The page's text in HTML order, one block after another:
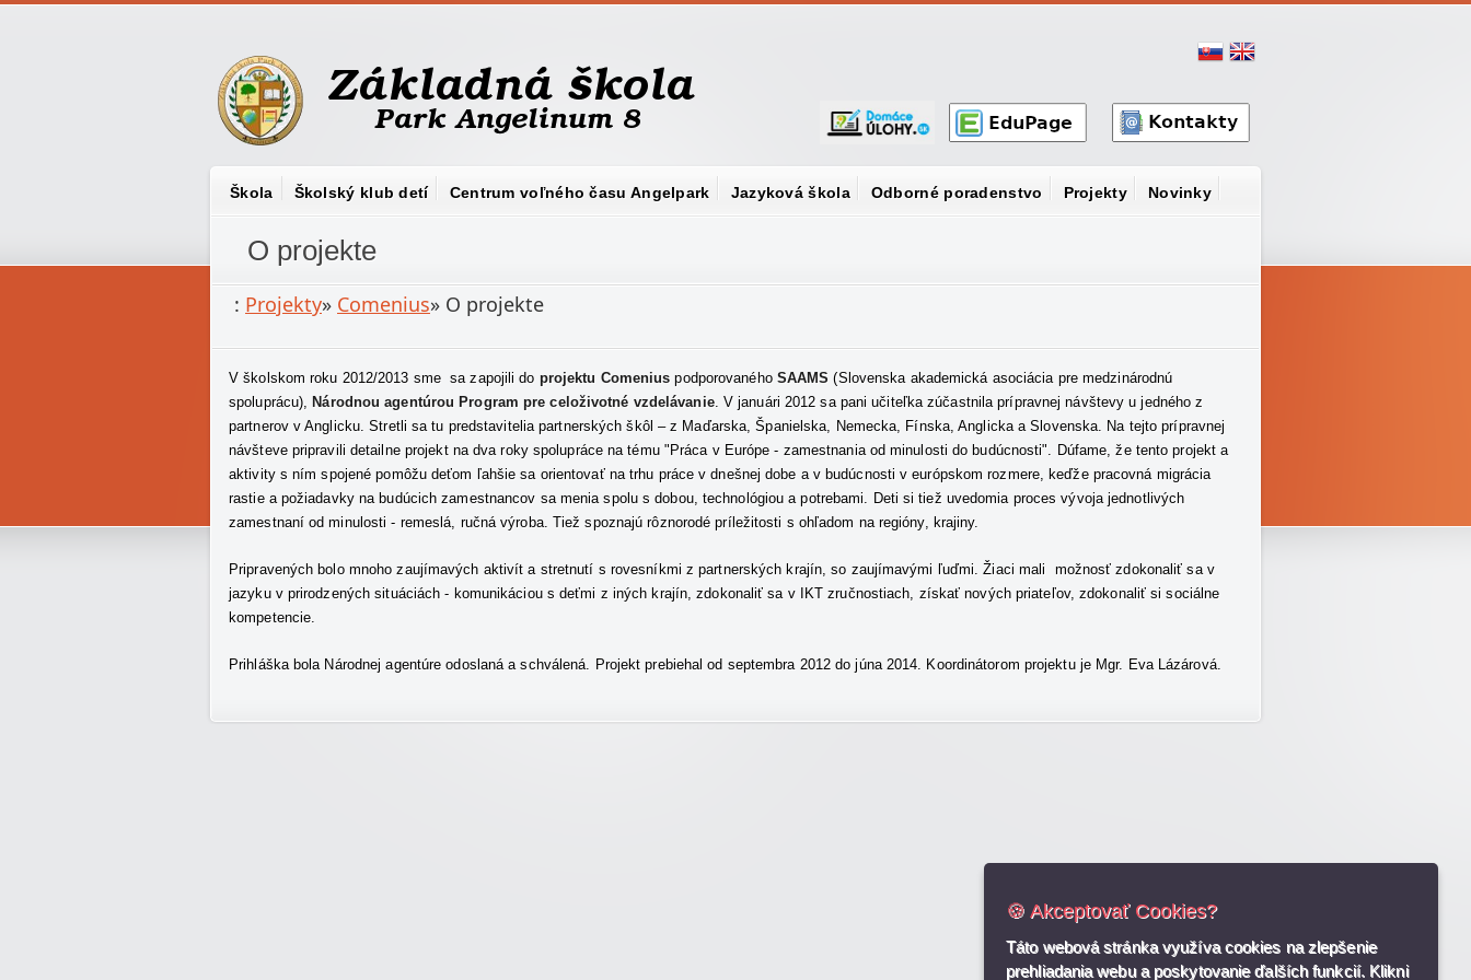
Škola Školský klub detí Centrum voľného času Angelpark Jazyková škola Odborné poradenstvo Projekty Novinky
O projekte
: Projekty» Comenius» O projekte
V školskom roku 2012/2013 sme sa zapojili do projektu Comenius podporovaného SAAMS (Slovenska akademická asociácia pre medzinárodnú
spoluprácu), Národnou agentúrou Program pre celoživotné vzdelávanie. V januári 2012 sa pani učiteľka zúčastnila prípravnej návštevy u jedného z
partnerov v Anglicku. Stretli sa tu predstavitelia partnerských škôl – z Maďarska, Španielska, Nemecka, Fínska, Anglicka a Slovenska. Na tejto prípravnej
návšteve pripravili detailne projekt na dva roky spolupráce na tému "Práca v Európe - zamestnania od minulosti do budúcnosti". Dúfame, že tento projekt a
aktivity s ním spojené pomôžu deťom ľahšie sa orientovať na trhu práce v dnešnej dobe a v budúcnosti v európskom rozmere, keďže pracovná migrácia
rastie a požiadavky na budúcich zamestnancov sa menia spolu s dobou, technológiou a potrebami. Deti si tiež uvedomia proces vývoja jednotlivých
zamestnaní od minulosti - remeslá, ručná výroba. Tiež spoznajú rôznorodé príležitosti s ohľadom na regióny, krajiny.
Pripravených bolo mnoho zaujímavých aktivít a stretnutí s rovesníkmi z partnerských krajín, so zaujímavými ľuďmi. Žiaci mali možnosť zdokonaliť sa v
jazyku v prirodzených situáciách - komunikáciou s deťmi z iných krajín, zdokonaliť sa v IKT zručnostiach, získať nových priateľov, zdokonaliť si sociálne
kompetencie.
Prihláška bola Národnej agentúre odoslaná a schválená. Projekt prebiehal od septembra 2012 do júna 2014. Koordinátorom projektu je Mgr. Eva Lázárová.
🍪 Akceptovať Cookies?
Táto webová stránka využíva cookies na zlepšenie
prehliadania webu a poskytovanie ďalších funkcií. Klikni